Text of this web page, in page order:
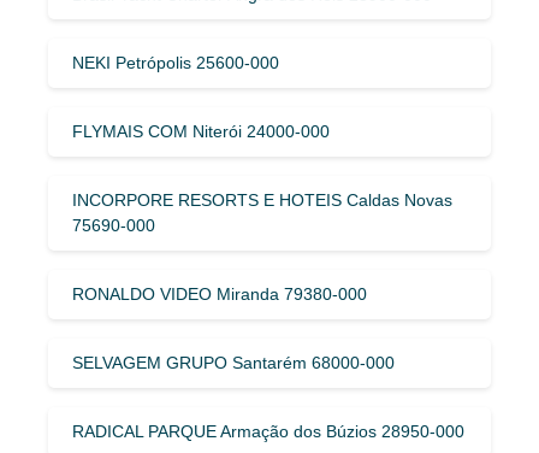
NEKI Petrópolis 25600-000
FLYMAIS COM Niterói 24000-000
INCORPORE RESORTS E HOTEIS Caldas Novas
75690-000
RONALDO VIDEO Miranda 79380-000
SELVAGEM GRUPO Santarém 68000-000
RADICAL PARQUE Armação dos Búzios 28950-000